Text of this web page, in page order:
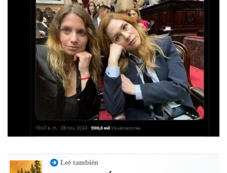
Leé también